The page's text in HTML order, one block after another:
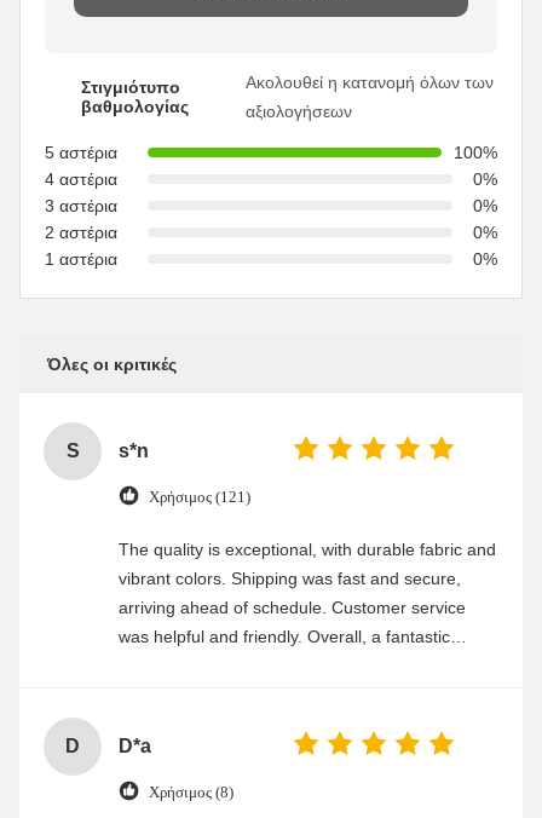
Στιγμιότυπο
βαθμολογίας
Ακολουθεί η κατανομή όλων των
αξιολογήσεων
5 αστέρια
100%
4 αστέρια
0%
3 αστέρια
0%
2 αστέρια
0%
1 αστέρια
0%
Όλες οι κριτικές
S s*n
Χρήσιμος (121)
The quality is exceptional, with durable fabric and
vibrant colors. Shipping was fast and secure,
arriving ahead of schedule. Customer service
was helpful and friendly. Overall, a fantastic
D D*a
Χρήσιμος (8)